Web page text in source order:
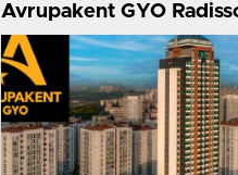
Avrupakent GYO